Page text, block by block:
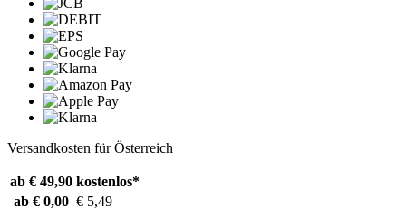
Versandkosten für Österreich
ab € 49,90 kostenlos*
ab € 0,00 € 5,49